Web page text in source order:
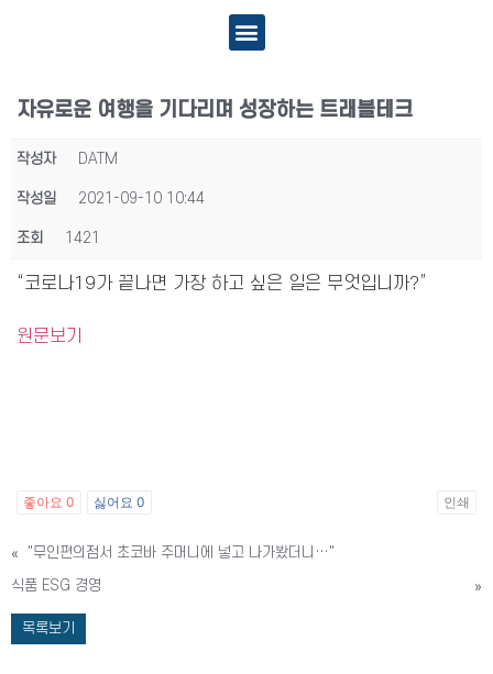
자유로운 여행을 기다리며 성장하는 트래블테크
작성자 DATM
작성일 2021-09-10 10:44
조회 1421
“코로나19가 끝나면 가장 하고 싶은 일은 무엇입니까?”
원문보기
좋아요 0 싫어요 0 인쇄
«
"무인편의점서 초코바 주머니에 넣고 나가봤더니…"
식품 ESG 경영
»
목록보기